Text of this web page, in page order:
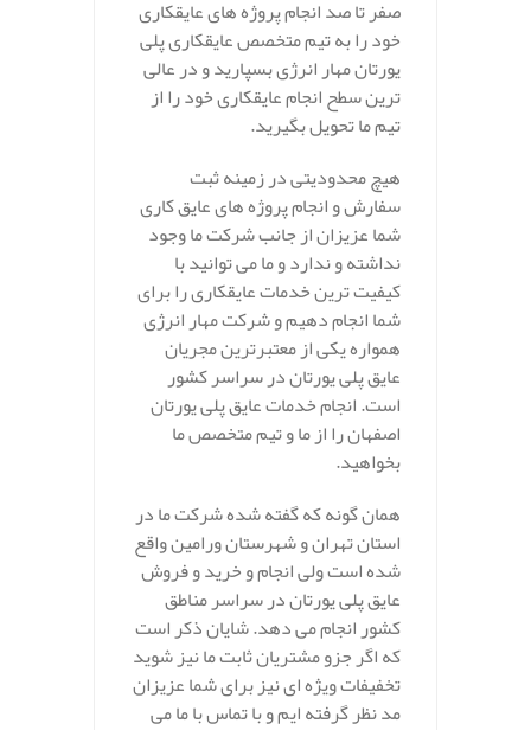
صفر تا صد انجام پروژه های عایقکاری
خود را به تیم متخصص عایقکاری پلی
یورتان مهار انرژی بسپارید و در عالی
ترین سطح انجام عایقکاری خود را از
تیم ما تحویل بگیرید.
هیچ محدودیتی در زمینه ثبت
سفارش و انجام پروژه های عایق کاری
شما عزیزان از جانب شرکت ما وجود
نداشته و ندارد و ما می توانید با
کیفیت ترین خدمات عایقکاری را برای
شما انجام دهیم و شرکت مهار انرژی
همواره یکی از معتبرترین مجریان
عایق پلی یورتان در سراسر کشور
است. انجام خدمات عایق پلی یورتان
اصفهان را از ما و تیم متخصص ما
بخواهید.
همان گونه که گفته شده شرکت ما در
استان تهران و شهرستان ورامین واقع
شده است ولی انجام و خرید و فروش
عایق پلی یورتان در سراسر مناطق
کشور انجام می دهد. شایان ذکر است
که اگر جزو مشتریان ثابت ما نیز شوید
تخفیفات ویژه ای نیز برای شما عزیزان
مد نظر گرفته ایم و با تماس با ما می